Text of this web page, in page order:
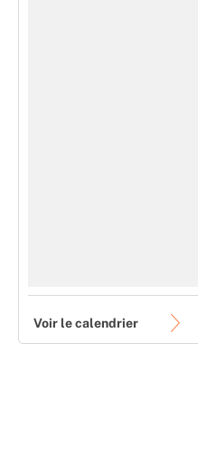
Voir le calendrier